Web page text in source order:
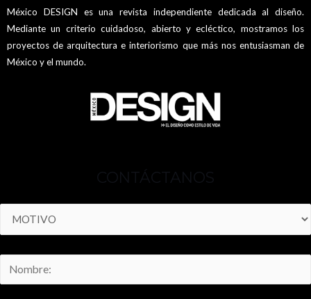
México DESIGN es una revista independiente dedicada al diseño.
Mediante un criterio cuidadoso, abierto y ecléctico, mostramos los
proyectos de arquitectura e interiorismo que más nos entusiasman de
México y el mundo.
CONTÁCTANOS